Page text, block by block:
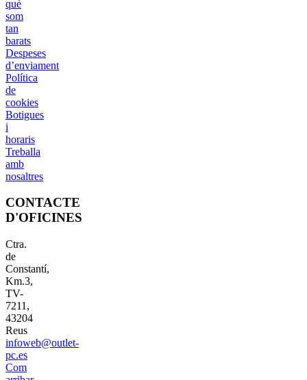
què
som
tan
barats
Despeses
d’enviament
Política
de
cookies
Botigues
i
horaris
Treballa
amb
nosaltres
CONTACTE
D'OFICINES
Ctra.
de
Constantí,
Km.3,
TV-
7211,
43204
Reus
infoweb@outlet-
pc.es
Com